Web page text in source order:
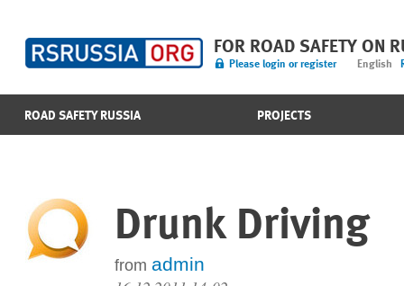
FOR ROAD SAFETY ON
Please login or register English
ROAD SAFETY RUSSIA PROJECTS
Drunk Driving
from admin